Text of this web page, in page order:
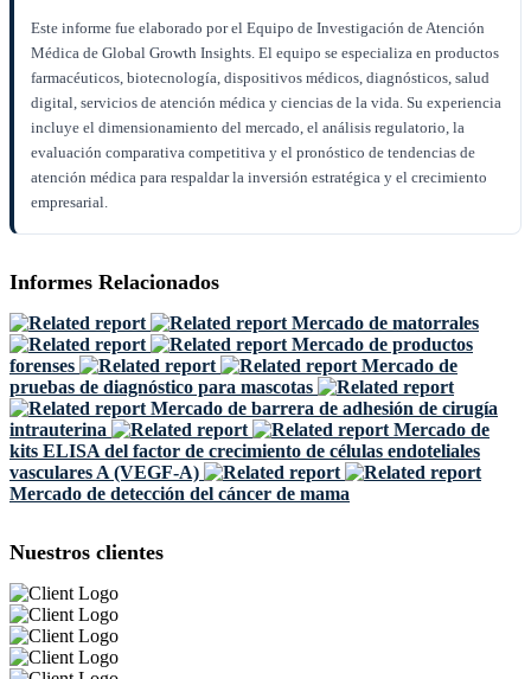
Este informe fue elaborado por el Equipo de Investigación de Atención
Médica de Global Growth Insights. El equipo se especializa en productos
farmacéuticos, biotecnología, dispositivos médicos, diagnósticos, salud
digital, servicios de atención médica y ciencias de la vida. Su experiencia
incluye el dimensionamiento del mercado, el análisis regulatorio, la
evaluación comparativa competitiva y el pronóstico de tendencias de
atención médica para respaldar la inversión estratégica y el crecimiento
empresarial.
Informes Relacionados
Mercado de matorrales
Mercado de productos
forenses
Mercado de
pruebas de diagnóstico para mascotas
Mercado de barrera de adhesión de cirugía
intrauterina
Mercado de
kits ELISA del factor de crecimiento de células endoteliales
vasculares A (VEGF-A)
Mercado de detección del cáncer de mama
Nuestros clientes